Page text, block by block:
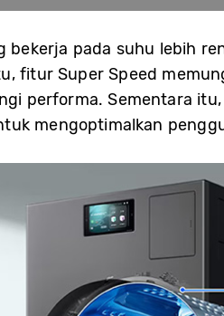
bekerja pada suhu lebih
fitur Super Speed
performa. Sementara
mengoptimalkan